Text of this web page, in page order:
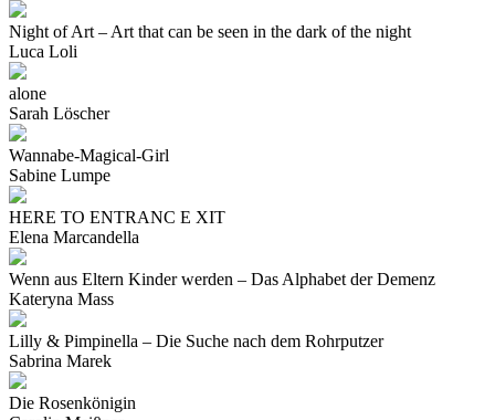
Night of Art – Art that can be seen in the dark of the night
Luca Loli
alone
Sarah Löscher
Wannabe-Magical-Girl
Sabine Lumpe
HERE TO ENTRANC E XIT
Elena Marcandella
Wenn aus Eltern Kinder werden – Das Alphabet der Demenz
Kateryna Mass
Lilly & Pimpinella – Die Suche nach dem Rohrputzer
Sabrina Marek
Die Rosenkönigin